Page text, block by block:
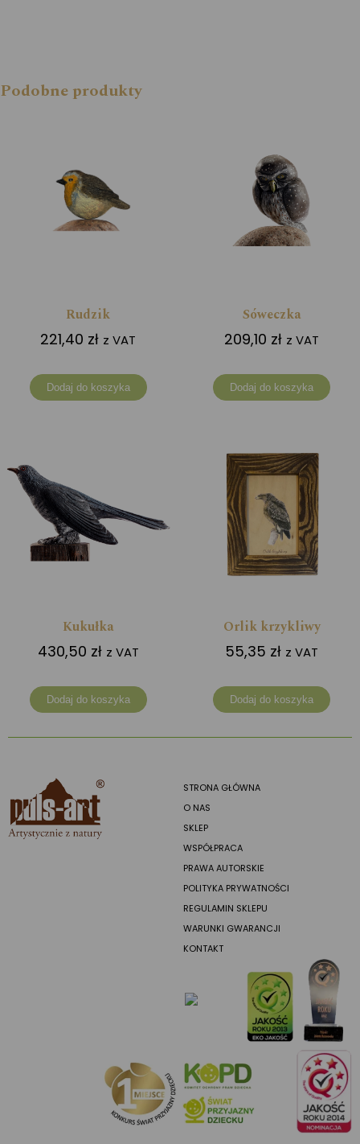
Podobne produkty
Rudzik
221,40 zł z VAT
Dodaj do koszyka
Sóweczka
209,10 zł z VAT
Dodaj do koszyka
Kukułka
430,50 zł z VAT
Dodaj do koszyka
Orlik krzykliwy
55,35 zł z VAT
Dodaj do koszyka
STRONA GŁÓWNA
O NAS
SKLEP
WSPÓŁPRACA
PRAWA AUTORSKIE
POLITYKA PRYWATNOŚCI
REGULAMIN SKLEPU
WARUNKI GWARANCJI
KONTAKT